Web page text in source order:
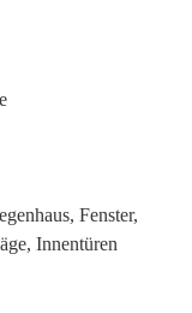
Fenster,
Innentüren